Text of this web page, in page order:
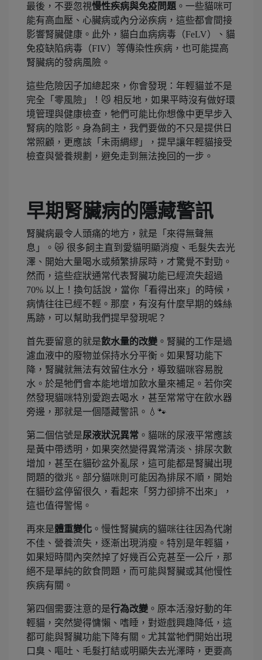
最後，不要忽視慢性疾病與免疫問題 。一些貓咪可
能有高血壓、心臟病或內分泌疾病，這些都會間接
影響腎臟健康。此外，貓白血病病毒（FeLV）、貓
免疫缺陷病毒（FIV）等傳染性疾病，也可能提高
腎臟病的發病風險。
這些危險因子加總起來，你會發現：年輕貓並不是
完全「零風險」！😼 相反地，如果平時沒有做好環
境管理與健康檢查，牠們可能比你想像中更早步入
腎病的陰影。身為飼主，我們要做的不只是提供日
常照顧，更應該「未雨綢繆」，提早讓年輕貓接受
檢查與營養規劃，避免走到無法挽回的一步。
早期腎臟病的隱藏警訊
腎臟病最令人頭痛的地方，就是「來得無聲無
息」。😿 很多飼主直到愛貓明顯消瘦、毛髮失去光
澤、開始大量喝水或頻繁排尿時，才驚覺不對勁。
然而，這些症狀通常代表腎臟功能已經流失超過
70% 以上！換句話說，當你「看得出來」的時候，
病情往往已經不輕。那麼，有沒有什麼早期的蛛絲
馬跡，可以幫助我們提早發現呢？
首先要留意的就是飲水量的改變 。腎臟的工作是過
濾血液中的廢物並保持水分平衡。如果腎功能下
降，腎臟就無法有效留住水分，導致貓咪容易脫
水。於是牠們會本能地增加飲水量來補足。若你突
然發現貓咪特別愛跑去喝水，甚至常常守在飲水器
旁邊，那就是一個隱藏警訊。💧🐾
第二個信號是尿液狀況異常 。貓咪的尿液平常應該
是黃中帶透明，如果突然變得異常清淡、排尿次數
增加，甚至在貓砂盆外亂尿，這可能都是腎臟出現
問題的徵兆。部分貓咪則可能因為排尿不順，開始
在貓砂盆停留很久，看起來「努力卻排不出來」，
這也值得警惕。
再來是體重變化 。慢性腎臟病的貓咪往往因為代謝
不佳、營養流失，逐漸出現消瘦。特別是年輕貓，
如果短時間內突然掉了好幾百公克甚至一公斤，那
絕不是單純的飲食問題，而可能與腎臟或其他慢性
疾病有關。
第四個需要注意的是行為改變 。原本活潑好動的年
輕貓，突然變得慵懶、嗜睡，對遊戲興趣降低，這
都可能與腎臟功能下降有關。尤其當牠們開始出現
口臭、嘔吐、毛髮打結或明顯失去光澤時，更要高